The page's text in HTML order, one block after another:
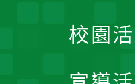
校園